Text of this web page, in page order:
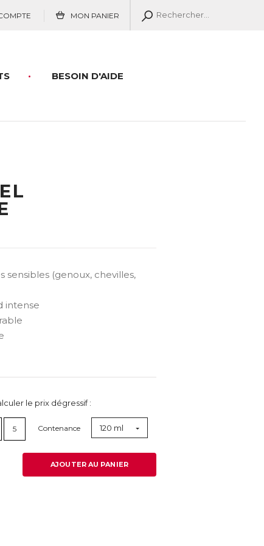
MON PANIER
BESOIN D'AIDE
sensibles (genoux, chevilles,
intense
le prix dégressif :
5 Contenance 120 ml
AJOUTER AU PANIER